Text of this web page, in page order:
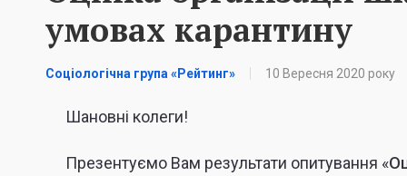
умовах карантину
Соціологічна група «Рейтинг» 10 Вересня 2020 року
Шановні колеги!
Презентуємо Вам результати опитування «